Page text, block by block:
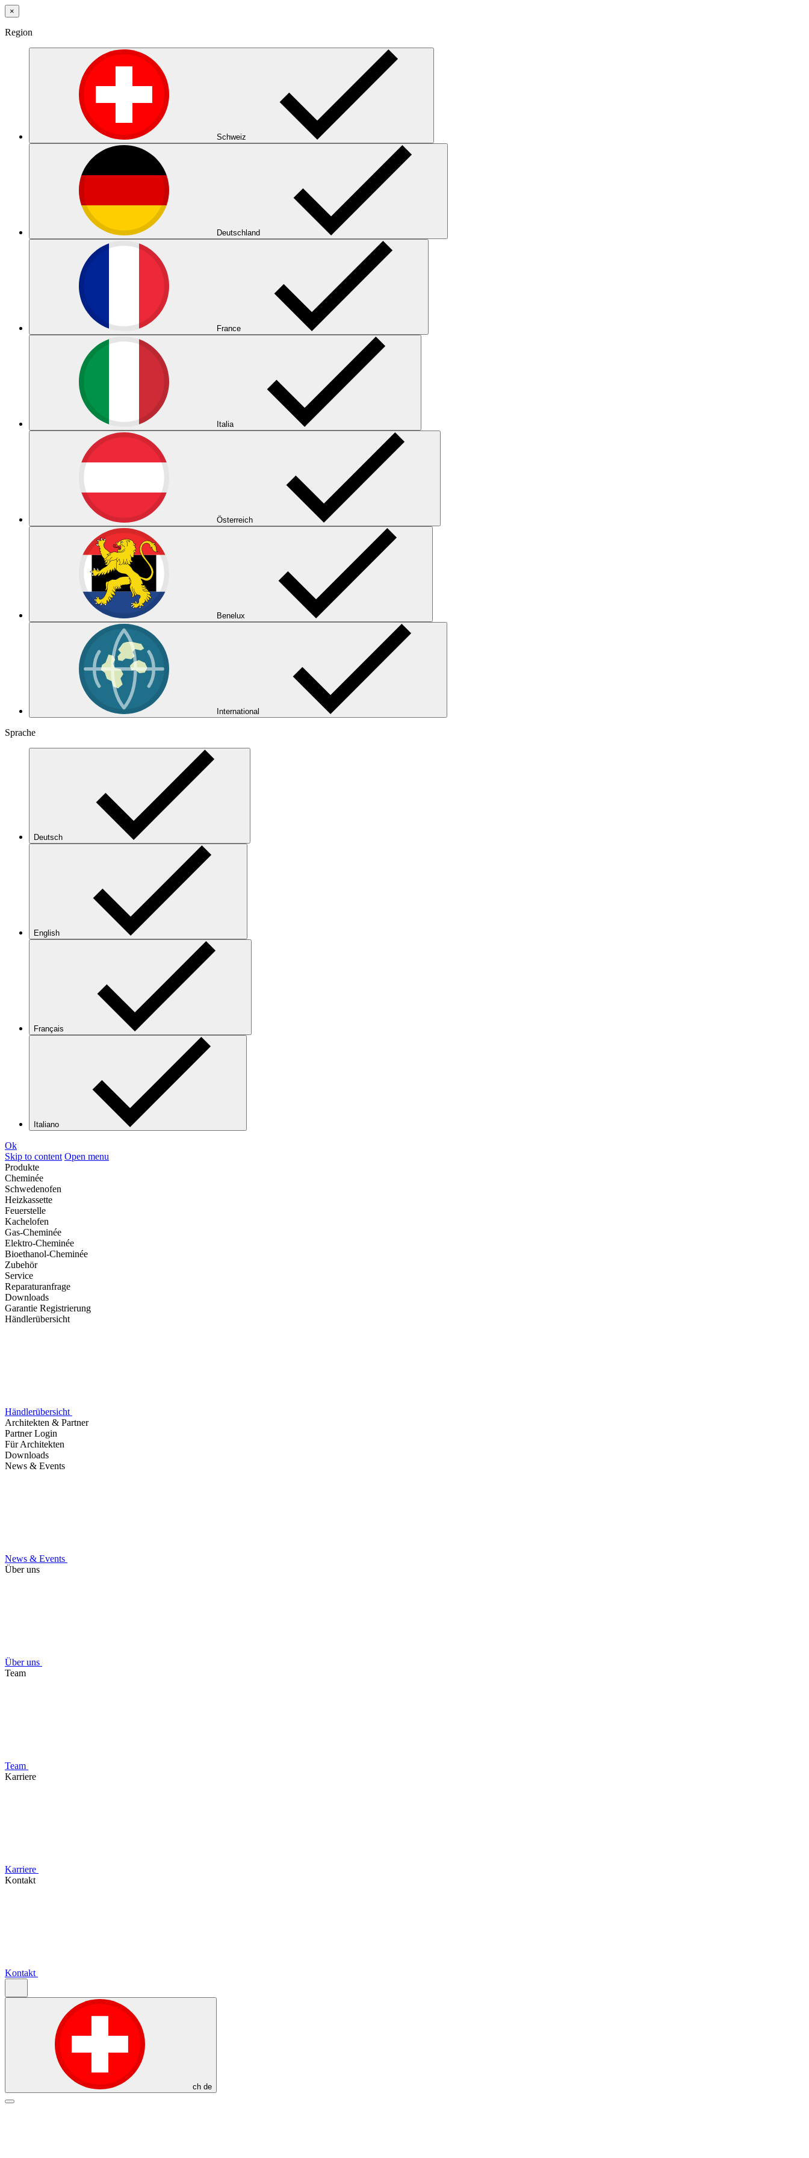
×
Region
Schweiz
Deutschland
France
Italia
Österreich
Benelux
International
Sprache
Deutsch
English
Français
Italiano
Ok
Skip to content Open menu
Produkte
Cheminée
Schwedenofen
Heizkassette
Feuerstelle
Kachelofen
Gas-Cheminée
Elektro-Cheminée
Bioethanol-Cheminée
Zubehör
Service
Reparaturanfrage
Downloads
Garantie Registrierung
Händlerübersicht
Händlerübersicht
Architekten & Partner
Partner Login
Für Architekten
Downloads
News & Events
News & Events
Über uns
Über uns
Team
Team
Karriere
Karriere
Kontakt
Kontakt
ch de